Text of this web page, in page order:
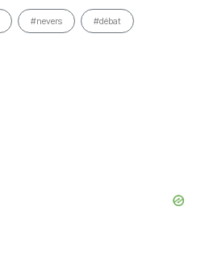
#nevers #débat